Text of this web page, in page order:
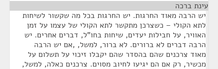
עינת ברכה
יש הרבה מאוד החרגות. יש החרגות בכל מה שקשור לשיחות
לתא הקולי – כשצרכן מתקשר לתא הקולי של עצמו על זמן
האוויר, על חבילות יעדים, שיחות בחו"ל, דברים אחרים. יש
הרבה דברים לא ברורים. לא ברור, למשל, ,אם יש הרבה
מאוד צרכנים שהם בהסדר שהם יקבלו זיכוי על תשלום על
מכשיר, רק אם הם יגיעו לחיוב מסוים. צרכנים כאלה, למשל,